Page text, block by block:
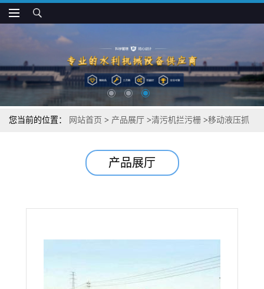
您当前的位置： 网站首页 > 产品展厅 >清污机拦污栅 >移动液压抓
产品展厅